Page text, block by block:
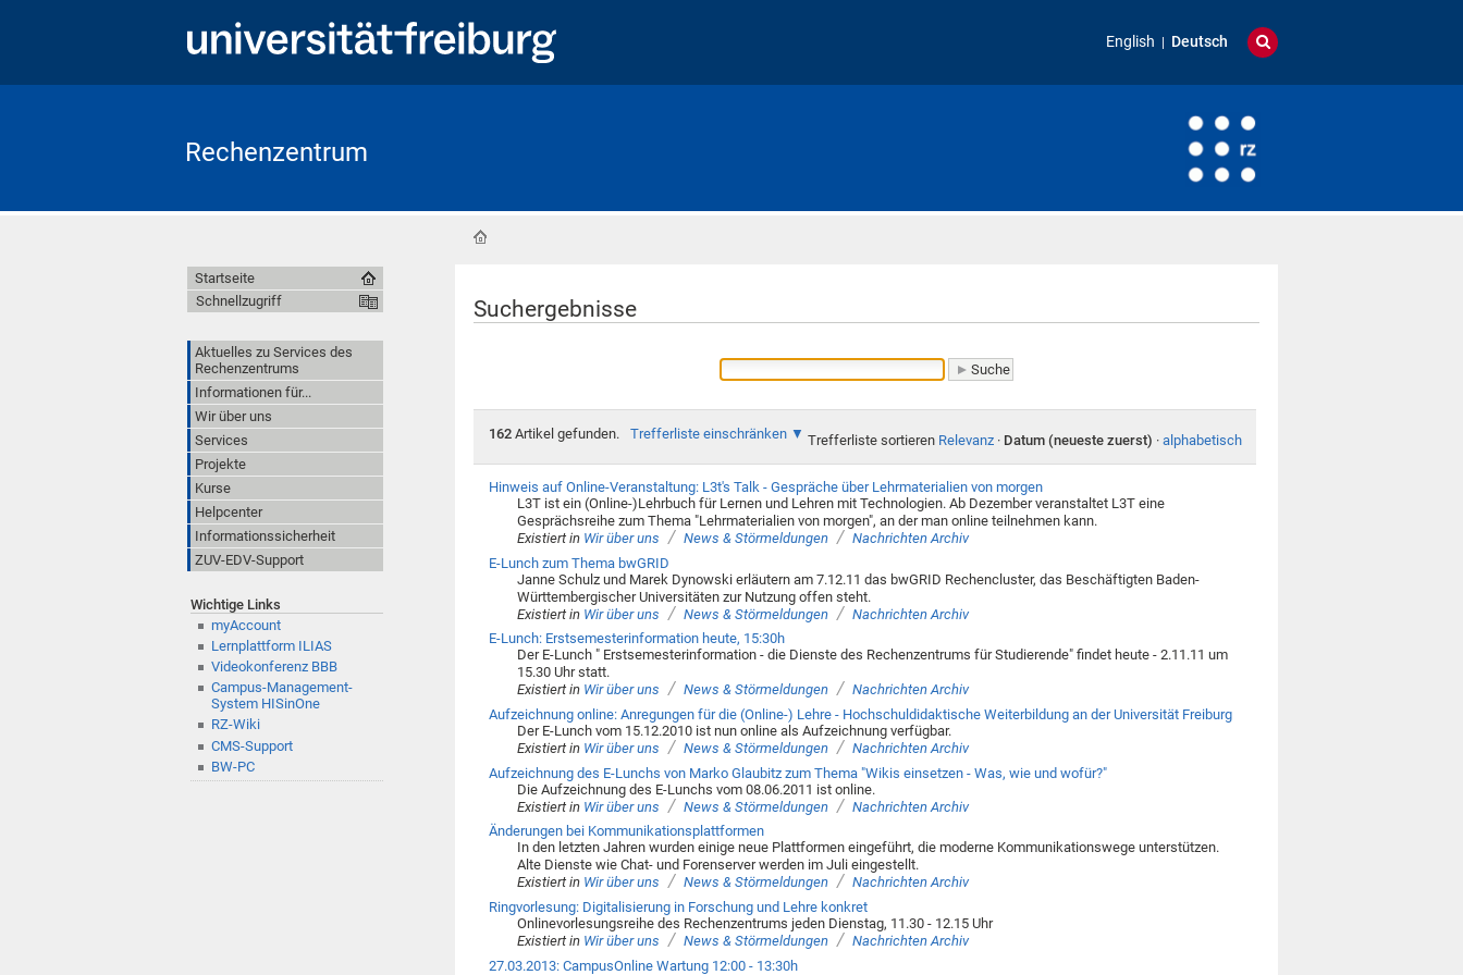
English Deutsch
Rechenzentrum
Suchergebnisse
162Artikel gefunden. Trefferliste einschränken Trefferliste sortieren Relevanz · Datum (neueste zuerst) · alphabetisch
Hinweis auf Online-Veranstaltung: L3t's Talk - Gespräche über Lehrmaterialien von morgen
L3T ist ein (Online-)Lehrbuch für Lernen und Lehren mit Technologien. Ab Dezember veranstaltet L3T eine
Gesprächsreihe zum Thema "Lehrmaterialien von morgen", an der man online teilnehmen kann.
Existiert in Wir über uns / News & Störmeldungen / Nachrichten Archiv
E-Lunch zum Thema bwGRID
Janne Schulz und Marek Dynowski erläutern am 7.12.11 das bwGRID Rechencluster, das Beschäftigten Baden-
Württembergischer Universitäten zur Nutzung offen steht.
Existiert in Wir über uns / News & Störmeldungen / Nachrichten Archiv
E-Lunch: Erstsemesterinformation heute, 15:30h
Der E-Lunch " Erstsemesterinformation - die Dienste des Rechenzentrums für Studierende" findet heute - 2.11.11 um
15.30 Uhr statt.
Existiert in Wir über uns / News & Störmeldungen / Nachrichten Archiv
Aufzeichnung online: Anregungen für die (Online-) Lehre - Hochschuldidaktische Weiterbildung an der Universität Freiburg
Der E-Lunch vom 15.12.2010 ist nun online als Aufzeichnung verfügbar.
Existiert in Wir über uns / News & Störmeldungen / Nachrichten Archiv
Aufzeichnung des E-Lunchs von Marko Glaubitz zum Thema "Wikis einsetzen - Was, wie und wofür?"
Die Aufzeichnung des E-Lunchs vom 08.06.2011 ist online.
Existiert in Wir über uns / News & Störmeldungen / Nachrichten Archiv
Änderungen bei Kommunikationsplattformen
In den letzten Jahren wurden einige neue Plattformen eingeführt, die moderne Kommunikationswege unterstützen.
Alte Dienste wie Chat- und Forenserver werden im Juli eingestellt.
Existiert in Wir über uns / News & Störmeldungen / Nachrichten Archiv
Ringvorlesung: Digitalisierung in Forschung und Lehre konkret
Onlinevorlesungsreihe des Rechenzentrums jeden Dienstag, 11.30 - 12.15 Uhr
Existiert in Wir über uns / News & Störmeldungen / Nachrichten Archiv
27.03.2013: CampusOnline Wartung 12:00 - 13:30h
Startseite
Schnellzugriff
Aktuelles zu Services des
Rechenzentrums
Informationen für...
Wir über uns
Services
Projekte
Kurse
Helpcenter
Informationssicherheit
ZUV-EDV-Support
Wichtige Links
myAccount
Lernplattform ILIAS
Videokonferenz BBB
Campus-Management-
System HISinOne
RZ-Wiki
CMS-Support
BW-PC